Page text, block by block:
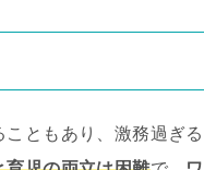
ともあり、激務過ぎる